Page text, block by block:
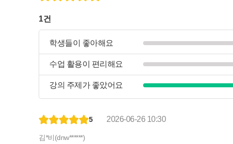
1건
학생들이 좋아해요
수업 활용이 편리해요
강의 주제가 좋았어요
5 2026-06-26 10:30
김*비(dnw******)